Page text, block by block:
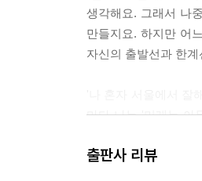
생각해요. 그래서 나
만들지요. 하지만 어
자신의 출발선과 한
마다 나는 '미래는 아
출판사 리뷰